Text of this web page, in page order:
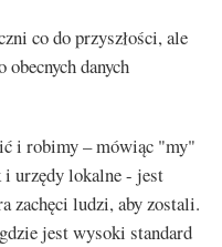
co do przyszłości, ale
danych
i robimy – mówiąc "my"
urzędy lokalne - jest
zachęci ludzi, aby zostali.
jest wysoki standard